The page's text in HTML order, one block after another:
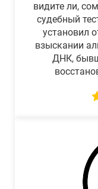
видите ли,
судебный
установил
взыскании
ДНК,